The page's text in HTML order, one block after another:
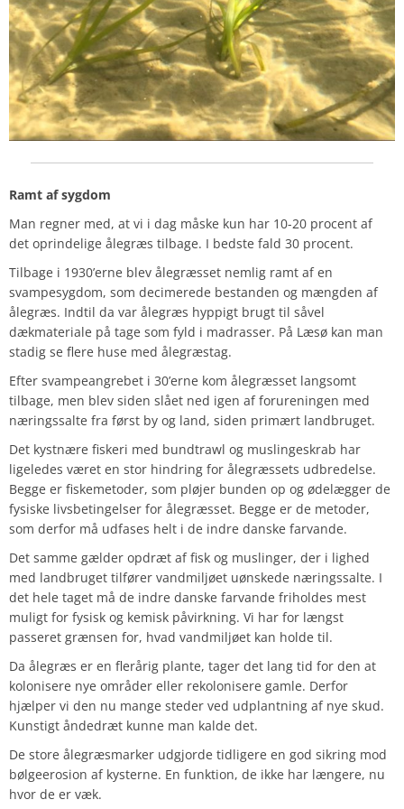
Ramt af sygdom
Man regner med, at vi i dag måske kun har 10-20 procent af
det oprindelige ålegræs tilbage. I bedste fald 30 procent.
Tilbage i 1930’erne blev ålegræsset nemlig ramt af en
svampesygdom, som decimerede bestanden og mængden af
ålegræs. Indtil da var ålegræs hyppigt brugt til såvel
dækmateriale på tage som fyld i madrasser. På Læsø kan man
stadig se flere huse med ålegræstag.
Efter svampeangrebet i 30’erne kom ålegræsset langsomt
tilbage, men blev siden slået ned igen af forureningen med
næringssalte fra først by og land, siden primært landbruget.
Det kystnære fiskeri med bundtrawl og muslingeskrab har
ligeledes været en stor hindring for ålegræssets udbredelse.
Begge er fiskemetoder, som pløjer bunden op og ødelægger de
fysiske livsbetingelser for ålegræsset. Begge er de metoder,
som derfor må udfases helt i de indre danske farvande.
Det samme gælder opdræt af fisk og muslinger, der i lighed
med landbruget tilfører vandmiljøet uønskede næringssalte. I
det hele taget må de indre danske farvande friholdes mest
muligt for fysisk og kemisk påvirkning. Vi har for længst
passeret grænsen for, hvad vandmiljøet kan holde til.
Da ålegræs er en flerårig plante, tager det lang tid for den at
kolonisere nye områder eller rekolonisere gamle. Derfor
hjælper vi den nu mange steder ved udplantning af nye skud.
Kunstigt åndedræt kunne man kalde det.
De store ålegræsmarker udgjorde tidligere en god sikring mod
bølgeerosion af kysterne. En funktion, de ikke har længere, nu
hvor de er væk.